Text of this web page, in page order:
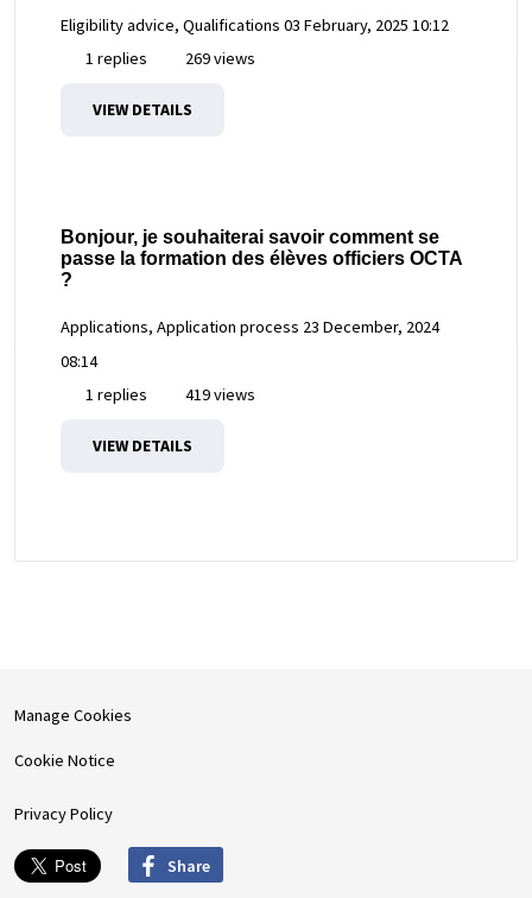
Eligibility advice, Qualifications 03 February, 2025 10:12
1 replies
269 views
VIEW DETAILS
Bonjour, je souhaiterai savoir comment se
passe la formation des élèves officiers OCTA
?
Applications, Application process 23 December, 2024
08:14
1 replies
419 views
VIEW DETAILS
Manage Cookies
Cookie Notice
Privacy Policy
Share